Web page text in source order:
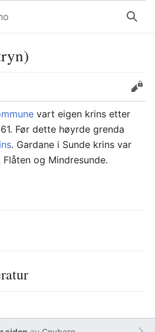
Søk
Rediger
vart eigen krins etter
Før dette høyrde grenda
. Gardane i Sunde krins var
og Mindresunde.